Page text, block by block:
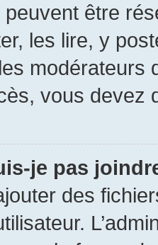
être
les lire, y
modérateurs
vous devez
je pas
des